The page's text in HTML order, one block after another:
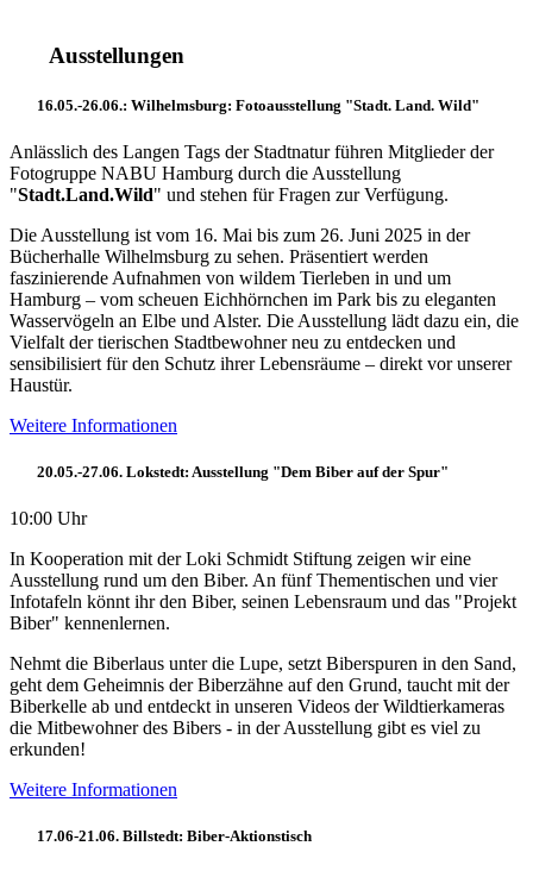
Ausstellungen
16.05.-26.06.: Wilhelmsburg: Fotoausstellung "Stadt. Land. Wild"
Anlässlich des Langen Tags der Stadtnatur führen Mitglieder der
Fotogruppe NABU Hamburg durch die Ausstellung
"Stadt.Land.Wild" und stehen für Fragen zur Verfügung.
Die Ausstellung ist vom 16. Mai bis zum 26. Juni 2025 in der
Bücherhalle Wilhelmsburg zu sehen. Präsentiert werden
faszinierende Aufnahmen von wildem Tierleben in und um
Hamburg – vom scheuen Eichhörnchen im Park bis zu eleganten
Wasservögeln an Elbe und Alster. Die Ausstellung lädt dazu ein, die
Vielfalt der tierischen Stadtbewohner neu zu entdecken und
sensibilisiert für den Schutz ihrer Lebensräume – direkt vor unserer
Haustür.
Weitere Informationen
20.05.-27.06. Lokstedt: Ausstellung "Dem Biber auf der Spur"
10:00 Uhr
In Kooperation mit der Loki Schmidt Stiftung zeigen wir eine
Ausstellung rund um den Biber. An fünf Thementischen und vier
Infotafeln könnt ihr den Biber, seinen Lebensraum und das "Projekt
Biber" kennenlernen.
Nehmt die Biberlaus unter die Lupe, setzt Biberspuren in den Sand,
geht dem Geheimnis der Biberzähne auf den Grund, taucht mit der
Biberkelle ab und entdeckt in unseren Videos der Wildtierkameras
die Mitbewohner des Bibers - in der Ausstellung gibt es viel zu
erkunden!
Weitere Informationen
17.06-21.06. Billstedt: Biber-Aktionstisch